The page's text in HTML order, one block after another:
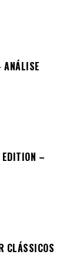
ANÁLISE
EDITION –
CLÁSSICOS